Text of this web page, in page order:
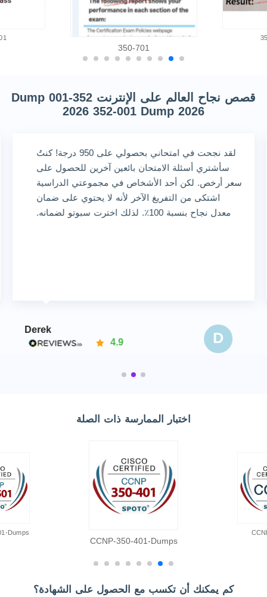
350-701
قصص نجاح العالم على الإنترنت 352-001 Dump
2026 352-001 Dump 2026
لقد نجحت في امتحاني بحصولي على 950 درجة! كنتُ
سأشتري أسئلة الامتحان بائعين آخرين للحصول على
سعر أرخص. لكن أحد الأشخاص في مجموعتي الدراسية
اشتكى من التفريغ الآخر لأنه لا يحتوي على ضمان
معدل نجاح بنسبة 100٪. لذلك اخترت سبوتو لضمانه.
D
Derek
4.9
اختبار الممارسة ذات الصلة
CCNP-350-401-Dumps
Dumps
كم يمكنك أن تكسب مع الحصول على الشهادة؟